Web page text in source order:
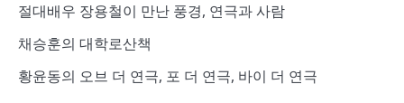
절대배우 장용철이 만난 풍경, 연극과 사람
채승훈의 대학로산책
황윤동의 오브 더 연극, 포 더 연극, 바이 더 연극